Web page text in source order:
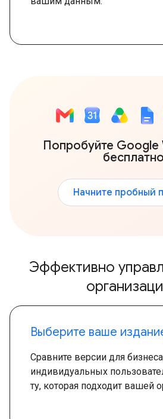
Попробуйте Google
бесплатно
Начните пробный
Эффективно
Выберите ваше
Сравните версии для
индивидуальных
ту, которая подходит вашей